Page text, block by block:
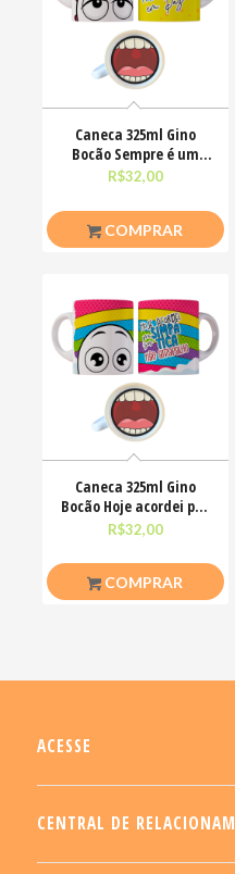
Caneca 325ml Gino
Bocão Sempre é um
bom dia pra me deixar
R$32,00
COMPRAR
Caneca 325ml Gino
Bocão Hoje acordei pra
ser simpática não
R$32,00
COMPRAR
ACESSE
CENTRAL DE